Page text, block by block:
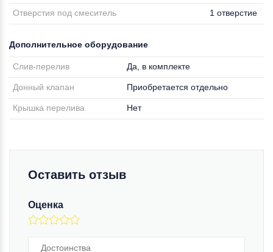
Отверстия под смеситель 1 отверстие
Дополнительное оборудование
Слив-перелив Да, в комплекте
Донный клапан Приобретается отдельно
Крышка перелива Нет
Оставить отзыв
Оценка